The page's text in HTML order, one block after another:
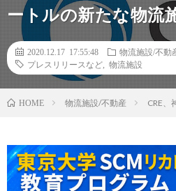
ートルの新たな物流
2020.12.17 17:55:48
物流施設/不動
プレスリリースなど
物流施設
HOME 物流施設/不動産 CRE、